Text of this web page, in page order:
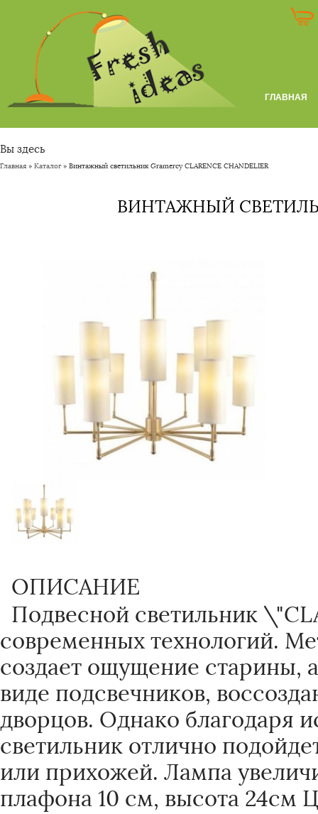
ГЛАВНАЯ
Вы здесь
Главная » Каталог» Винтажный светильник Gramercy CLARENCE CHANDELIER
ВИНТАЖНЫЙ
ОПИСАНИЕ
Подвесной светильник
современных технологий.
создает ощущение старины,
виде подсвечников,
дворцов. Однако благодаря
светильник отлично
или прихожей. Лампа
плафона 10 см, высота 24см